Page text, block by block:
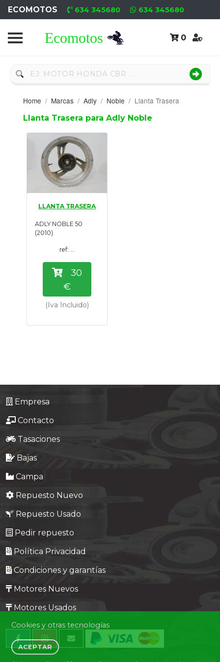
ECOMOTOS 634 345680 634 345680
0
Home
Nuevo
Neumáticos
Campa
Motores
Nuevos
Motores
Usados
Tasaciones
Formulario
Empresa
Contacto
Home Marcas Adly Noble Llanta Trasera
Llanta Trasera para Adly Noble
LLANTA TRASERA
ADLY NOBLE 50
(2010)
ref: ...
30
€
(Iva Incluido)
Empresa
Contacto
Tasaciones
Bajas
Campa
Repuesto Nuevo
Repuesto Usado
Pedir repuesto
Política Privacidad
Condiciones y garantías
Motores Nuevos
Motores Usados
Cookies y otras tecnologías
ACEPTAR